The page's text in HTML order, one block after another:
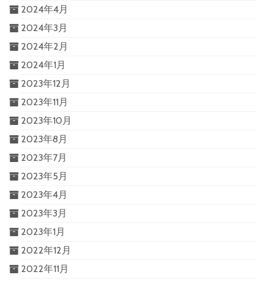
2024年4月
2024年3月
2024年2月
2024年1月
2023年12月
2023年11月
2023年10月
2023年8月
2023年7月
2023年5月
2023年4月
2023年3月
2023年1月
2022年12月
2022年11月